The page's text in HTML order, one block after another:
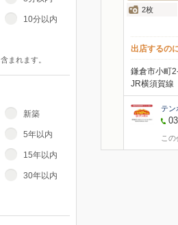
10分以内
まれます。
新築
5年以内
15年以内
30年以内
2枚
出店するの
鎌倉市小町
JR横須賀線
テン
こ